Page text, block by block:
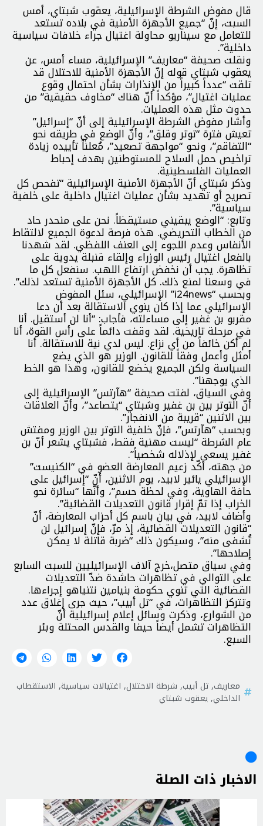
قال مفوض الشرطة الإسرائيلية، يعقوب شبتاي، أمس
السبت، إنّ “جميع الأجهزة الأمنية في بلاده تستعد
للتعامل مع سيناريو محاولة اغتيال جراء خلافات سياسية
داخلية”.
ونقلت صحيفة “معاريف” الإسرائيلية، مساء أمس، عن
يعقوب شبتاي قوله إنّ الأجهزة الأمنية للاحتلال قد
تلقت “عدداً كبيراً من الإنذارات بشأن احتمال وقوع
عمليات اغتيال”، مؤكداً أنّ هناك “مخاوف حقيقية” من
حدوث مثل هذه العمليات.
وأشار مفوض الشرطة الإسرائيلية إلى أنّ “إسرائيل”
تعيش فترة “توتر وقلق”، وأنّ الوضع في طريقه نحو
“التفاقم”، ونحو “مواجهة تصعيد”، مُعلناً تأييده زيادة
تراخيص حمل السلاح للمستوطنين بهدف إحباط
العمليات الفلسطينية.
وذكر شبتاي أنّ الأجهزة الأمنية الإسرائيلية “تفحص كل
تصريح أو تهديد بشأن عمليات اغتيال داخلية على خلفية
سياسية”.
وتابع: “الوضع يبقيني مستيقظاً. نحن على منحدر حاد
من الخطاب التحريضي. هذه فرصة لدعوة الجميع لالتقاط
الأنفاس وعدم اللجوء إلى العنف اللفظي. لقد شهدنا
بالفعل اغتيال رئيس الوزراء وإلقاء قنبلة يدوية على
تظاهرة. يجب أن نخفض ارتفاع اللهب. سنفعل كل ما
في وسعنا لمنع ذلك. كل الأجهزة الأمنية تستعد لذلك”.
وبحسب “i24news” الإسرائيلي، سئل المفوض
الإسرائيلي عما إذا كان ينوي الاستقالة بعد أن دعا
مقربو بن غفير إلى مساءلته، فأجاب: “أنا لن أستقيل. أنا
في مرحلة تاريخية. لقد وقفت دائماً على رأس القوة، أنا
لم أكن خائفاً من أي نزاع. ليس لدي نية للاستقالة. أنا
أمثل وأعمل وفقاً للقانون. الوزير هو الذي يضع
السياسة ولكن الجميع يخضع للقانون، وهذا هو الخط
الذي يوجهنا”.
وفي السياق، لفتت صحيفة “هآرتس” الإسرائيلية إلى
أنّ التوتر بين بن غفير وشبتاي “يتصاعد”، وأنّ العلاقات
بين الاثنين “قريبة من الانفجار”.
وبحسب “هآرتس”، فإنّ خلفية التوتر بين الوزير ومفتش
عام الشرطة “ليست مهنية فقط، فشبتاي يشعر أنّ بن
غفير يسعى لإذلاله شخصياً”.
من جهته، أكّد زعيم المعارضة العضو في “الكنيست”
الإسرائيلي يائير لابيد، يوم الاثنين، أنّ “إسرائيل على
حافة الهاوية، وفي لحظة حسم”، وأنّها “سائرة نحو
الخراب إذا تمّ إقرار قانون التعديلات القضائية”.
وأضاف لابيد، في بيان باسم كل أحزاب المعارضة، أنّ
“قانون التعديلات القضائية، إذ مرّ، فإنّ إسرائيل لن
تُشفى منه”، وسيكون ذلك “ضربة قاتلة لا يمكن
إصلاحها”.
وفي سياق متصل،خرج آلاف الإسرائيليين للسبت السابع
على التوالي في تظاهرات حاشدة ضدّ التعديلات
القضائية التي تنوي حكومة بنيامين نتنياهو إجراءها.
وتتركز التظاهرات، في “تل أبيب”، حيث جرى إغلاق عدد
من الشوارع، وذكرت وسائل إعلام إسرائيلية أنّ
التظاهرات تشمل أيضاً حيفا والقدس المحتلة وبئر
السبع.
معاريف,تل أبيب, شرطة الاحتلال, اغتيالات سياسية, الاستقطاب
الداخلي,يعقوب شبتاي
الاخبار ذات الصلة